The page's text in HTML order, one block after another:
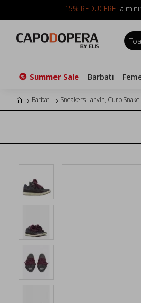
15% REDUCERE la
Summer Sale Barbati
Barbati Sneakers Lanvin, Curb